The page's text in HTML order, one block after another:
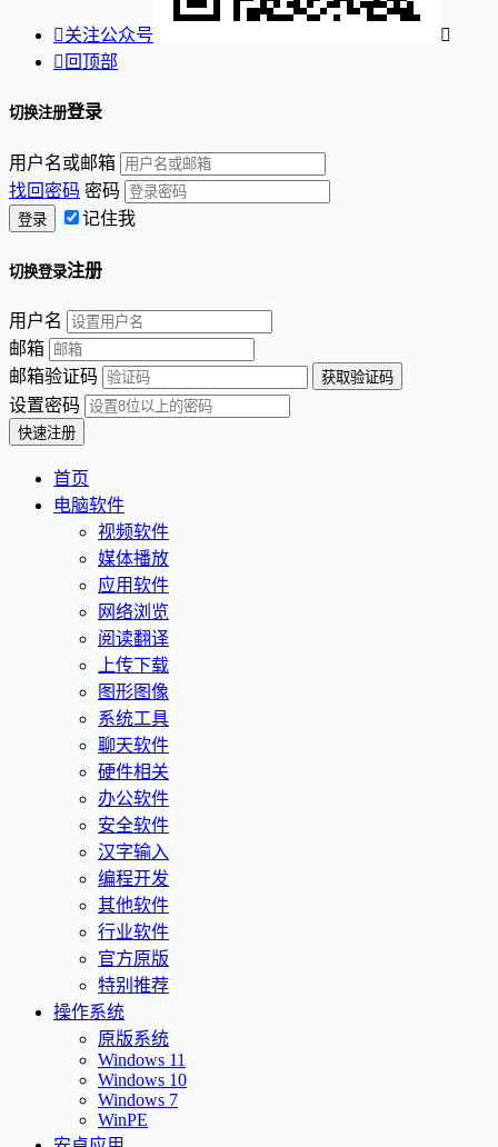
关注公众号

 回顶部
切换注册登录
用户名或邮箱
找回密码 密码
记住我
切换登录注册
用户名
邮箱
邮箱验证码
设置密码
首页
电脑软件
视频软件
媒体播放
应用软件
网络浏览
阅读翻译
上传下载
图形图像
系统工具
聊天软件
硬件相关
办公软件
安全软件
汉字输入
编程开发
其他软件
行业软件
官方原版
特别推荐
操作系统
原版系统
Windows 11
Windows 10
Windows 7
WinPE